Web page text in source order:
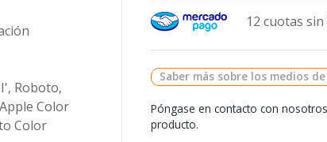
Roboto,
Color
Color
12 cuotas
Saber más sobre los medios
Póngase en contacto con
producto.